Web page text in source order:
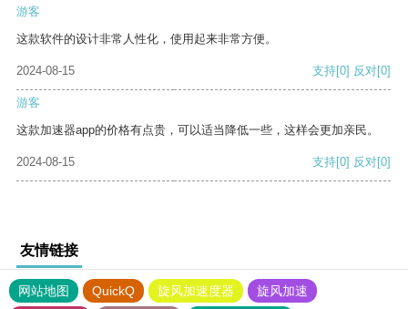
游客
这款软件的设计非常人性化，使用起来非常方便。
2024-08-15 支持[0] 反对[0]
游客
这款加速器app的价格有点贵，可以适当降低一些，这样会更加亲民。
2024-08-15 支持[0] 反对[0]
友情链接
网站地图 QuickQ 旋风加速度器
旋风加速